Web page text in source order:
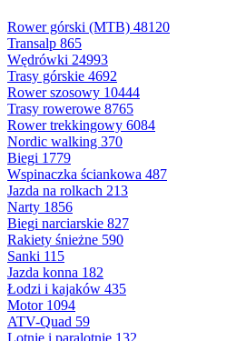
Rower górski (MTB) 48120
Transalp 865
Wędrówki 24993
Trasy górskie 4692
Rower szosowy 10444
Trasy rowerowe 8765
Rower trekkingowy 6084
Nordic walking 370
Biegi 1779
Wspinaczka ściankowa 487
Jazda na rolkach 213
Narty 1856
Biegi narciarskie 827
Rakiety śnieżne 590
Sanki 115
Jazda konna 182
Łodzi i kajaków 435
Motor 1094
ATV-Quad 59
Lotnie i paralotnie 132